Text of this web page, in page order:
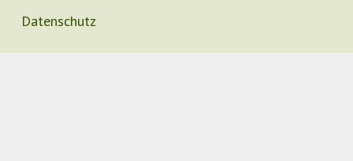
Datenschutz